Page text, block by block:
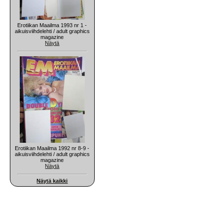
Erotiikan Maailma 1993 nr 1 -
aikuisviihdelehti / adult graphics
magazine
Näytä
Erotiikan Maailma 1992 nr 8-9 -
aikuisviihdelehti / adult graphics
magazine
Näytä
Näytä kaikki